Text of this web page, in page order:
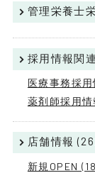
管理栄養士
採用情報関
医療事務採用
薬剤師採用
店舗情報
新規OPEN